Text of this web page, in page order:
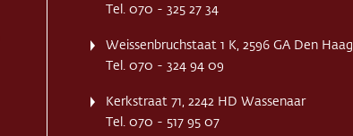
Tel. 070 - 325 27 34
Weissenbruchstaat 1 K, 2596 GA Den Haag
Tel. 070 - 324 94 09
Kerkstraat 71, 2242 HD Wassenaar
Tel. 070 - 517 95 07